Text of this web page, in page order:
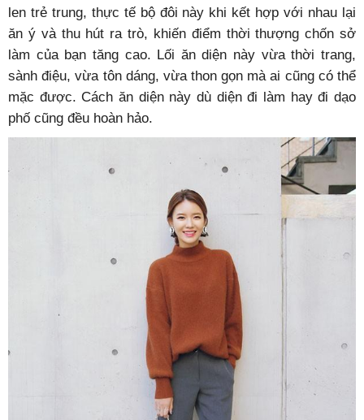
len trẻ trung, thực tế bộ đôi này khi kết hợp với nhau lại
ăn ý và thu hút ra trò, khiến điểm thời thượng chốn sở
làm của bạn tăng cao. Lối ăn diện này vừa thời trang,
sành điệu, vừa tôn dáng, vừa thon gọn mà ai cũng có thể
mặc được. Cách ăn diện này dù diện đi làm hay đi dạo
phố cũng đều hoàn hảo.